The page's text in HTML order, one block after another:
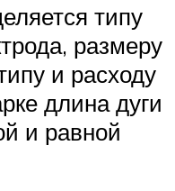
типу
размеру
и расходу
длина дуги
и равной